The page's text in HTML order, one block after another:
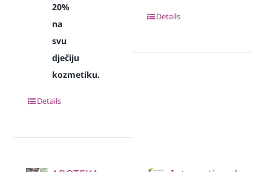
20%
na
svu
dječiju
kozmetiku.
Details
Details